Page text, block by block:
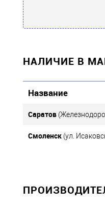
Компьютер
Денежный ящик
Весы ?
Количество
USB
Автоотрезчик чеков
НАЛИЧИЕ В
Название
Саратов
Смоленск (ул.